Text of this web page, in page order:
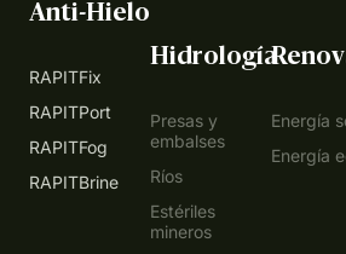
Anti-Hielo
RAPITFix
RAPITPort
RAPITFog
RAPITBrine
Hidrología
Presas y
embalses
Ríos
Estériles
mineros
Energía
Energía